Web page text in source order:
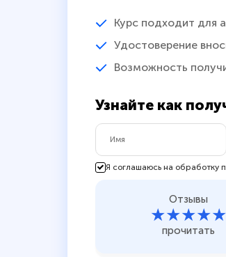
Курс подходит для
Удостоверение
Возможность
Узнайте как
Я соглашаюсь на обработку
Отзывы
★★★★★
прочитать